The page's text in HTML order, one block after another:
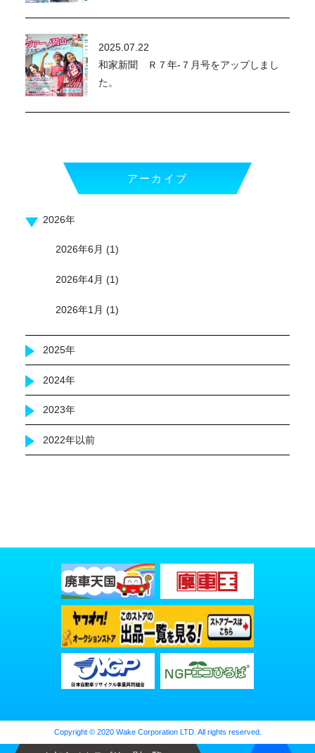
2025.07.22
和家新聞 Ｒ７年-７月号をアップしまし
た。
アーカイブ
2026年
2026年6月 (1)
2026年4月 (1)
2026年1月 (1)
2025年
2024年
2023年
2022年以前
Copyright © 2020 Wake Corporation LTD. All rights reserved.